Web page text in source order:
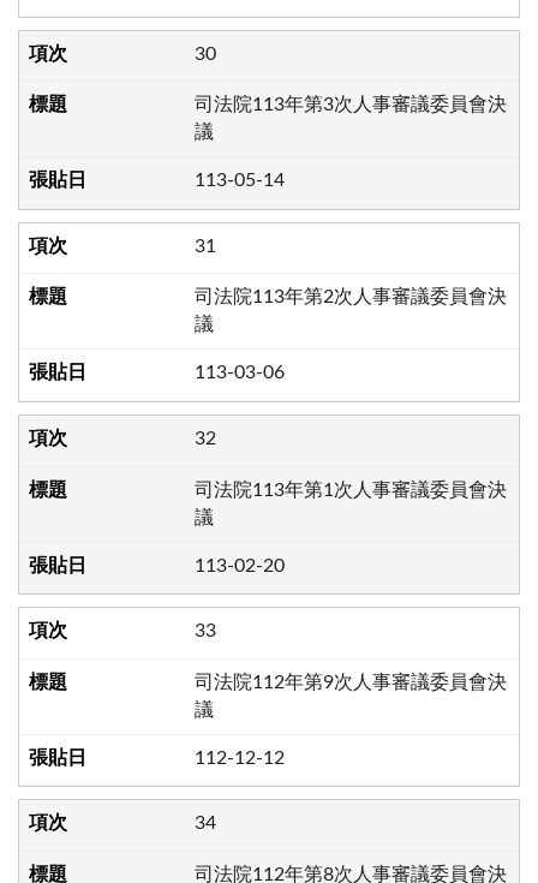
30
司法院113年第3次人事審議委員會決
議
113-05-14
31
司法院113年第2次人事審議委員會決
議
113-03-06
32
司法院113年第1次人事審議委員會決
議
113-02-20
33
司法院112年第9次人事審議委員會決
議
112-12-12
34
司法院112年第8次人事審議委員會決